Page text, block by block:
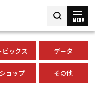
MENU
ピックス データ
ショップ その他